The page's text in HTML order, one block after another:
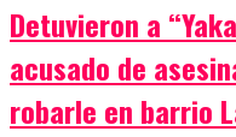
Detuvieron a
acusado de
robarle en barrio